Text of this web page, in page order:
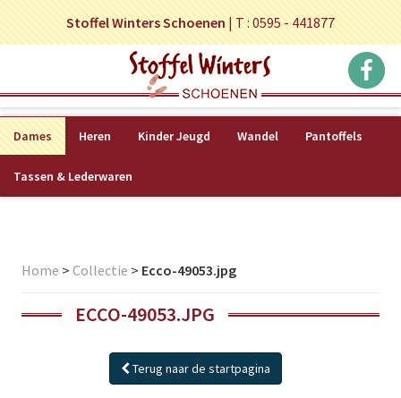
Stoffel Winters Schoenen|T : 0595 - 441877
Dames Heren Kinder Jeugd Wandel Pantoffels
Tassen & Lederwaren
Home > Collectie > Ecco-49053.jpg
ECCO-49053.JPG
Terug naar de startpagina